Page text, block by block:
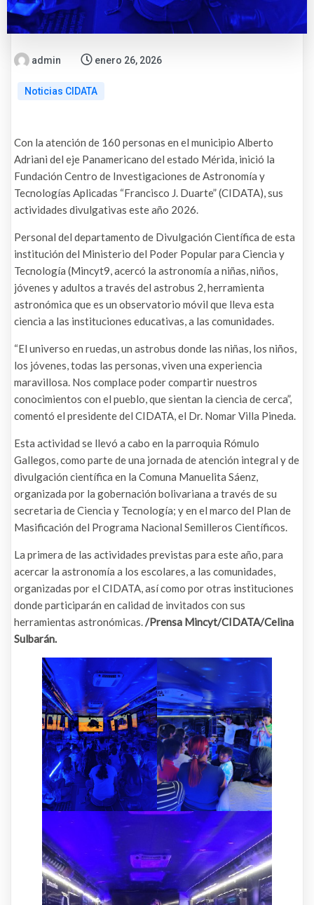
admin enero 26, 2026
Noticias CIDATA
Con la atención de 160 personas en el municipio Alberto
Adriani del eje Panamericano del estado Mérida, inició la
Fundación Centro de Investigaciones de Astronomía y
Tecnologías Aplicadas “Francisco J. Duarte” (CIDATA), sus
actividades divulgativas este año 2026.
Personal del departamento de Divulgación Científica de esta
institución del Ministerio del Poder Popular para Ciencia y
Tecnología (Mincyt9, acercó la astronomía a niñas, niños,
jóvenes y adultos a través del astrobus 2, herramienta
astronómica que es un observatorio móvil que lleva esta
ciencia a las instituciones educativas, a las comunidades.
“El universo en ruedas, un astrobus donde las niñas, los niños,
los jóvenes, todas las personas, viven una experiencia
maravillosa. Nos complace poder compartir nuestros
conocimientos con el pueblo, que sientan la ciencia de cerca”,
comentó el presidente del CIDATA, el Dr. Nomar Villa Pineda.
Esta actividad se llevó a cabo en la parroquia Rómulo
Gallegos, como parte de una jornada de atención integral y de
divulgación científica en la Comuna Manuelita Sáenz,
organizada por la gobernación bolivariana a través de su
secretaria de Ciencia y Tecnología; y en el marco del Plan de
Masificación del Programa Nacional Semilleros Científicos.
La primera de las actividades previstas para este año, para
acercar la astronomía a los escolares, a las comunidades,
organizadas por el CIDATA, así como por otras instituciones
donde participarán en calidad de invitados con sus
herramientas astronómicas./Prensa Mincyt/CIDATA/Celina
Sulbarán.